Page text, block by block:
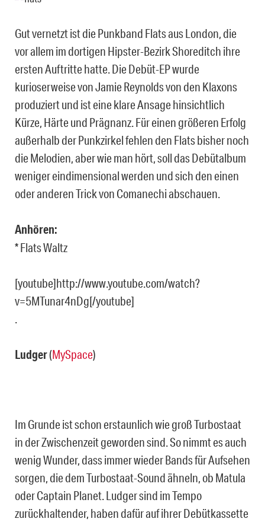
Gut vernetzt ist die Punkband Flats aus London, die
vor allem im dortigen Hipster-Bezirk Shoreditch ihre
ersten Auftritte hatte. Die Debüt-EP wurde
kurioserweise von Jamie Reynolds von den Klaxons
produziert und ist eine klare Ansage hinsichtlich
Kürze, Härte und Prägnanz. Für einen größeren Erfolg
außerhalb der Punkzirkel fehlen den Flats bisher noch
die Melodien, aber wie man hört, soll das Debütalbum
weniger eindimensional werden und sich den einen
oder anderen Trick von Comanechiabschauen.
Anhören:
* Flats Waltz
[youtube]http://www.youtube.com/watch?
v=5MTunar4nDg[/youtube]
.
Ludger(MySpace)
Im Grunde ist schon erstaunlich wie groß Turbostaat
in der Zwischenzeit geworden sind. So nimmt es auch
wenig Wunder, dass immer wieder Bands für Aufsehen
sorgen, die dem Turbostaat-Sound ähneln, ob Matula
oder Captain Planet. Ludger sind im Tempo
zurückhaltender, haben dafür auf ihrer Debütkassette